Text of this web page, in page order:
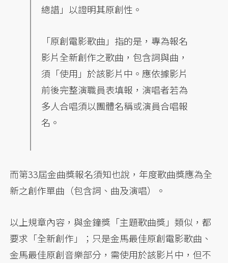
總譜」以證明其原創性。
「原創電影歌曲」指的是，專為報名
影片全新創作之歌曲，包含詞與曲，
須「使用」於該影片中。應依據影片
前後完整演職員表填報，演唱者若為
多人合唱須以團體名稱或演員合唱報
名。
而第33屆金曲獎報名須知也說，年度歌曲獎應為全
新之創作單曲（包含詞、曲及演唱）。
以上規章內容，與金鐘獎「主題歌曲獎」類似，都
要求「全新創作」；只是金馬最佳原創電影歌曲、
金馬最佳原創音樂部分，需使用於該影片中，但不